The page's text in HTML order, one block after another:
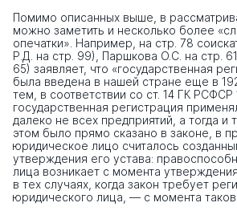
Помимо описанных выше, в
можно заметить и несколько более
опечатки». Например, на стр. 78
Р.Д. на стр. 99), Паршкова О.С. на стр.
65) заявляет, что «государственная
была введена в нашей стране еще в
тем, в соответствии со ст. 14 ГК РСФСР
государственная регистрация
далеко не всех предприятий, а тогда и
этом было прямо сказано в законе, в
юридическое лицо считалось
утверждения его устава:
лица возникает с момента
в тех случаях, когда закон требует
юридического лица, — с момента